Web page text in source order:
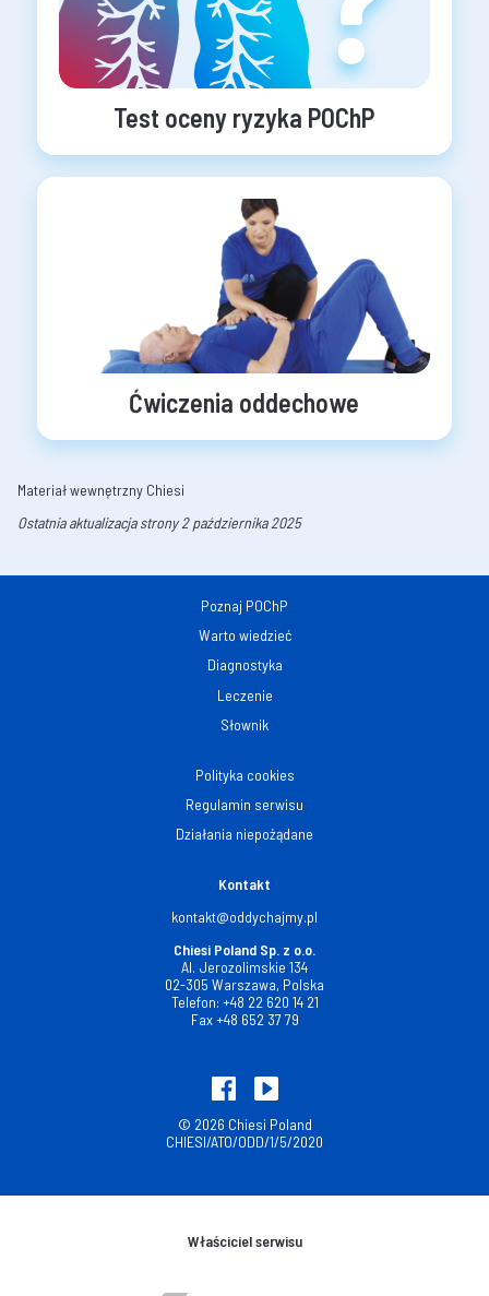
Test oceny ryzyka POChP
Ćwiczenia oddechowe
Materiał wewnętrzny Chiesi
Ostatnia aktualizacja strony 2 października 2025
Poznaj POChP
Warto wiedzieć
Diagnostyka
Leczenie
Słownik
Polityka cookies
Regulamin serwisu
Działania niepożądane
Kontakt
kontakt@oddychajmy.pl
Chiesi Poland Sp. z o.o.
Al. Jerozolimskie 134
02-305 Warszawa, Polska
Telefon: +48 22 620 14 21
Fax+48 652 37 79
© 2026 Chiesi Poland
CHIESI/ATO/ODD/1/5/2020
Właściciel serwisu